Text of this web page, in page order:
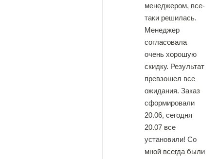
менеджером, все-
таки решилась.
Менеджер
согласовала
очень хорошую
скидку. Результат
превзошел все
ожидания. Заказ
сформировали
20.06, сегодня
20.07 все
установили! Со
мной всегда были